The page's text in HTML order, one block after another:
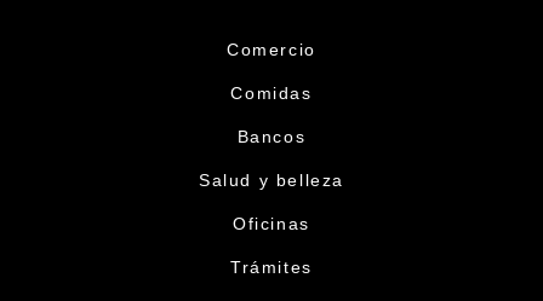
Comercio
Comidas
Bancos
Salud y belleza
Oficinas
Trámites